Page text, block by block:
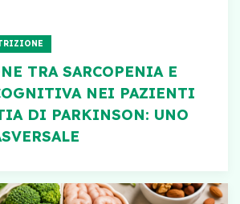
TRA SARCOPENIA E
NEI PAZIENTI
DI PARKINSON: UNO